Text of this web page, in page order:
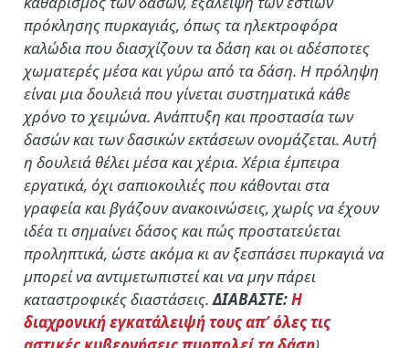
πρόκλησης πυρκαγιάς, όπως τα ηλεκτροφόρα
καλώδια που διασχίζουν τα δάση και οι αδέσποτες
χωματερές μέσα και γύρω από τα δάση. Η πρόληψη
είναι μια δουλειά που γίνεται συστηματικά κάθε
χρόνο το χειμώνα. Ανάπτυξη και προστασία των
δασών και των δασικών εκτάσεων ονομάζεται. Αυτή
η δουλειά θέλει μέσα και χέρια. Χέρια έμπειρα
εργατικά, όχι σαπιοκοιλιές που κάθονται στα
γραφεία και βγάζουν ανακοινώσεις, χωρίς να έχουν
ιδέα τι σημαίνει δάσος και πώς προστατεύεται
προληπτικά, ώστε ακόμα κι αν ξεσπάσει πυρκαγιά να
μπορεί να αντιμετωπιστεί και να μην πάρει
καταστροφικές διαστάσεις.ΔΙΑΒΑΣΤΕ:Η
διαχρονική εγκατάλειψή τους απ’ όλες τις